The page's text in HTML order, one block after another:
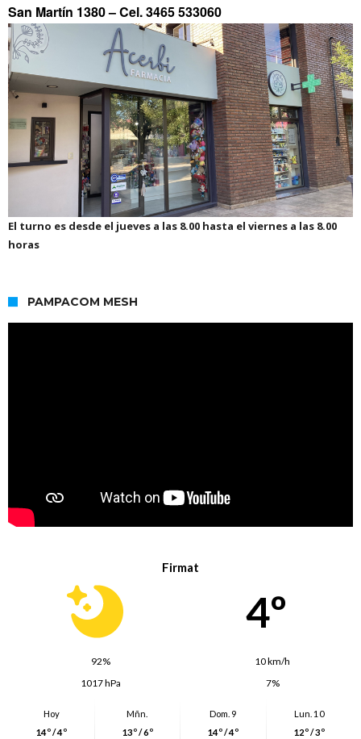
San Martín 1380 –Cel. 3465 533060
El turno es desde el jueves a las 8.00 hasta el viernes a las 8.00
horas
PAMPACOM MESH
Firmat
4º
92%
10 km/h
1017 hPa
7%
Hoy
14º / 4º
Mñn.
13º / 6º
Dom. 9
14º / 4º
Lun. 10
12º / 3º